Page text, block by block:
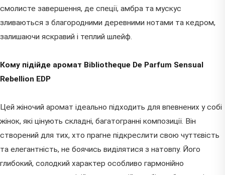
смолисте завершення, де спеції, амбра та мускус
зливаються з благородними деревними нотами та кедром,
залишаючи яскравий і теплий шлейф.
Кому підійде аромат Bibliotheque De Parfum Sensual
Rebellion EDP
Цей жіночий аромат ідеально підходить для впевнених у собі
жінок, які цінують складні, багатогранні композиції. Він
створений для тих, хто прагне підкреслити свою чуттєвість
та елегантність, не боячись виділятися з натовпу. Його
глибокий, солодкий характер особливо гармонійно